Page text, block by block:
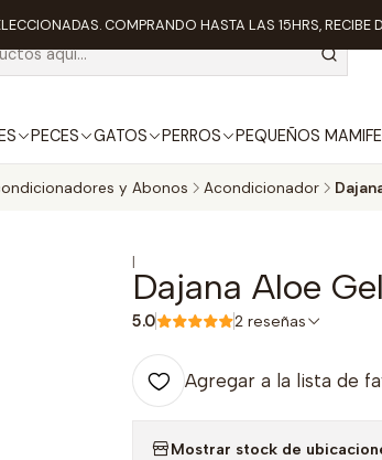
PECES GATOS PERROS PEQUEÑOS
COMPRANDO HASTA LAS 15HRS, RECIBE
y Abonos Acondicionador
|
Dajana Aloe
5.0 2 reseñas
Agregar a la lista de
Mostrar stock de